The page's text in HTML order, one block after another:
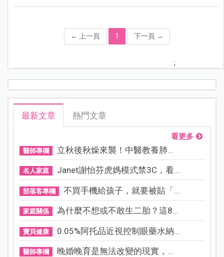
← 上一頁 1 下一頁 →
;
最新文章 熱門文章
看更多
醫師專欄 立秋後秋燥來襲！中醫教養肺...
名人家庭 Janet謝怡芬虎媽模式禁3C，看...
部落客專欄 不買手機給孩子，就要被貼「...
家庭關係 為什麼不想或不敢生二胎？這8...
寶貝健康 0.05%阿托品近視控制眼藥水納...
醫師專欄 晚婚晚育是無法改變的現實，...